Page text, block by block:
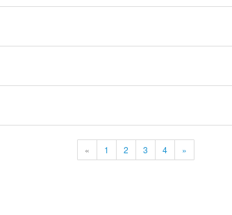
« 1 2 3 4 »